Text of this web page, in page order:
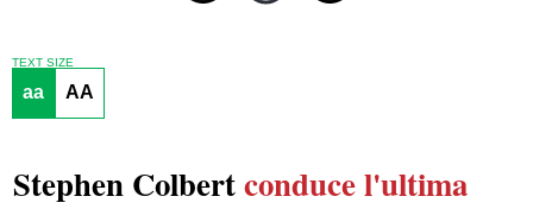
TEXT SIZE
aa AA
Stephen Colbertconducel'ultima